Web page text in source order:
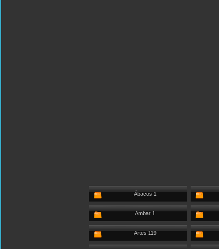
Ábacos 1
Ambar 1
Artes 119